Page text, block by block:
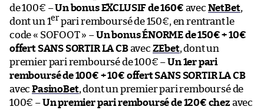
de 100€ –Un bonus EXCLUSIF de 160€ avec NetBet,
dont un 1er pari remboursé de 150€, en rentrant le
code « SOFOOT » –Un bonus ÉNORME de 150€ + 10€
offert SANS SORTIR LA CBavec ZEbet, dont un
premier pari remboursé de 100€ –Un 1er pari
remboursé de 100€ + 10€ offert SANS SORTIR LA CB
avecPasinoBet, dont un premier pari remboursé de
100€ –Un premier pari remboursé de 120€ chez avec